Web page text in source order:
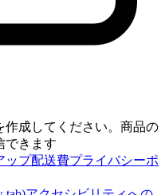
作成してください。商品の
できます
ップ配送費プライバシーポ